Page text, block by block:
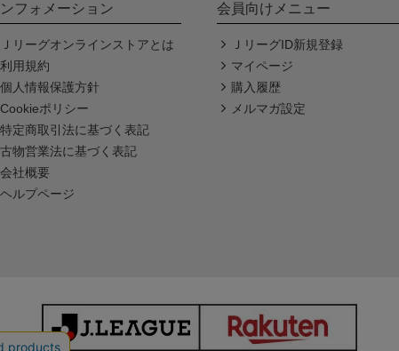
フォメーション
Ｊリーグオンラインストアとは
利用規約
個人情報保護方針
Cookieポリシー
特定商取引法に基づく表記
古物営業法に基づく表記
会社概要
ヘルプページ
会員向けメニュー
ＪリーグID新規登録
マイページ
購入履歴
メルマガ設定